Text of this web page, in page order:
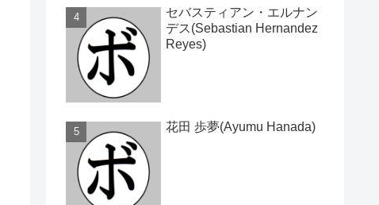
セバスティアン・エルナン
デス(Sebastian Hernandez
Reyes)
花田 歩夢(Ayumu Hanada)